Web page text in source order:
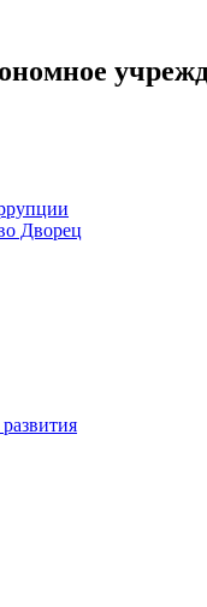
Дворец